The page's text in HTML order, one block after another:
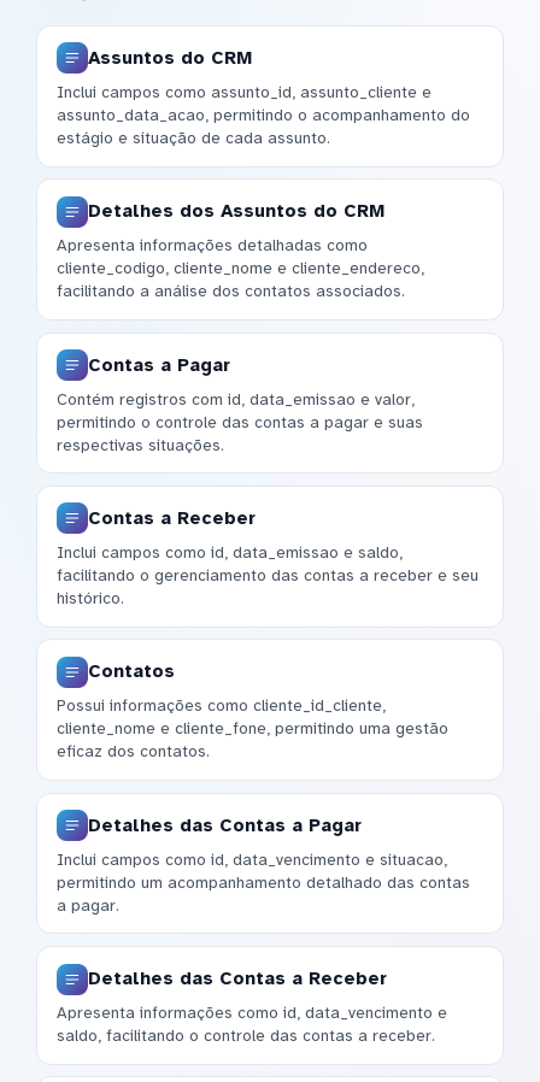
Assuntos do CRM
Inclui campos como assunto_id, assunto_cliente e
assunto_data_acao, permitindo o acompanhamento do
estágio e situação de cada assunto.
Detalhes dos Assuntos do CRM
Apresenta informações detalhadas como
cliente_codigo, cliente_nome e cliente_endereco,
facilitando a análise dos contatos associados.
Contas a Pagar
Contém registros com id, data_emissao e valor,
permitindo o controle das contas a pagar e suas
respectivas situações.
Contas a Receber
Inclui campos como id, data_emissao e saldo,
facilitando o gerenciamento das contas a receber e seu
histórico.
Contatos
Possui informações como cliente_id_cliente,
cliente_nome e cliente_fone, permitindo uma gestão
eficaz dos contatos.
Detalhes das Contas a Pagar
Inclui campos como id, data_vencimento e situacao,
permitindo um acompanhamento detalhado das contas
a pagar.
Detalhes das Contas a Receber
Apresenta informações como id, data_vencimento e
saldo, facilitando o controle das contas a receber.